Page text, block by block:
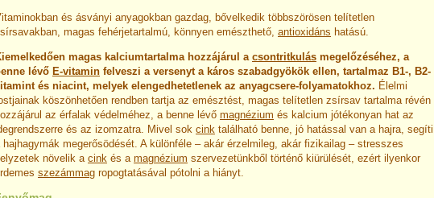
és ásványi anyagokban gazdag, bővelkedik többszörösen telítetlen
magas fehérjetartalmú, könnyen emészthető, antioxidáns hatású.
magas kalciumtartalma hozzájárul a csontritkulás megelőzéséhez, a
lévő E-vitamin felveszi a versenyt a káros szabadgyökök ellen, tartalmaz B1-, B2-
és niacint, melyek elengedhetetlenek az anyagcsere-folyamatokhoz. Élelmi
köszönhetően rendben tartja az emésztést, magas telítetlen zsírsav tartalma révén
az érfalak védelméhez, a benne lévő magnézium és kalcium jótékonyan hat az
és az izomzatra. Mivel sok cink található benne, jó hatással van a hajra, segíti
hajhagymák megerősödését. A különféle – akár érzelmileg, akár fizikailag – stresszes
növelik acink és a magnézium szervezetünkből történő kiürülését, ezért ilyenkor
szezámmag ropogtatásával pótolni a hiányt.